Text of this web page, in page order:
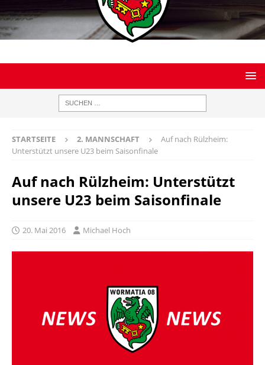
STARTSEITE 2. MANNSCHAFT
Auf nach Rülzheim:
Unterstützt unsere U23 beim Saisonfinale
Auf nach Rülzheim: Unterstützt
unsere U23 beim Saisonfinale
20. Mai 2016 Michael Hoch